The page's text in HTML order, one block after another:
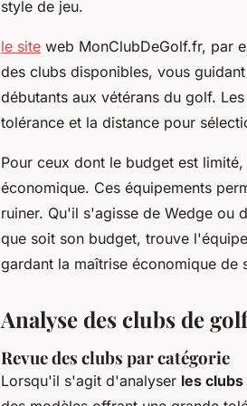
style de jeu.
le site web MonClubDeGolf.fr, par
des clubs disponibles, vous
débutants aux vétérans du golf.
tolérance et la distance pour
Pour ceux dont le budget est
économique. Ces équipements
ruiner. Qu'il s'agisse de Wedge ou
que soit son budget, trouve
gardant la maîtrise économique de
Analyse des clubs de
Revue des clubs par catégorie
Lorsqu'il s'agit d'analyser les